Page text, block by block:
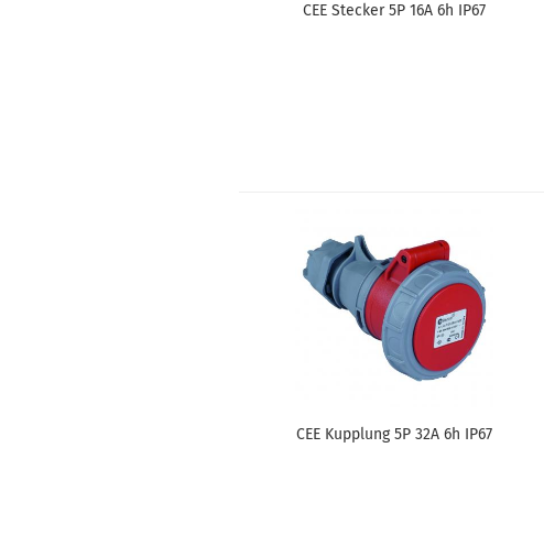
CEE Ste­cker 5P 16A 6h IP67
CEE Kupp­lung 5P 32A 6h IP67